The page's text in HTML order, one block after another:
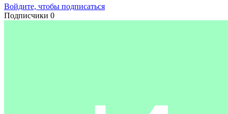
Войдите, чтобы подписаться
Подписчики 0